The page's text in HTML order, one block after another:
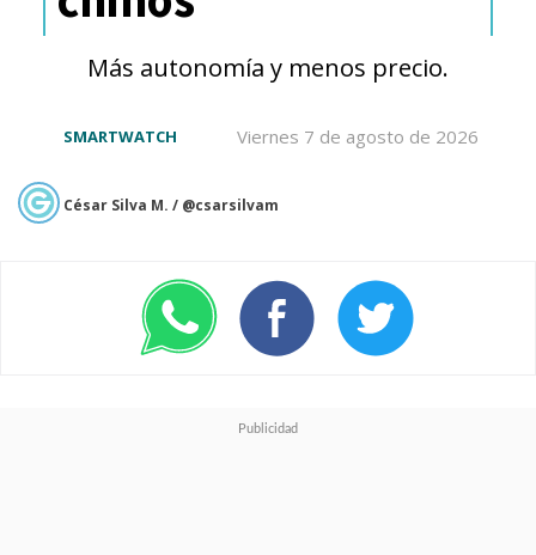
personas que hablan diferentes
idiomas.
Las gafas están previstas para
lanzarseantes que acabe la
aunque será en mercados
seleccionadosque aún no han
Más autonomía y menos precio.
Viernes 7 de agosto de 2026
SMARTWATCH
César Silva M. / @csarsilvam